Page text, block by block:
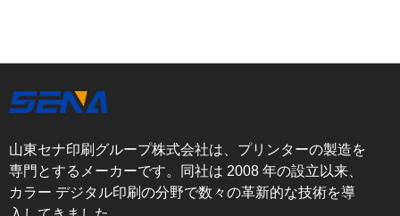
山東セナ印刷グループ株式会社は、プリンターの製造を
専門とするメーカーです。同社は 2008 年の設立以来、
カラー デジタル印刷の分野で数々の革新的な技術を導